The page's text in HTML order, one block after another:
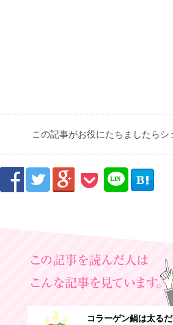
この記事がお役にたちましたらシ
   
LIN
E
B
コラーゲン鍋は太るだ